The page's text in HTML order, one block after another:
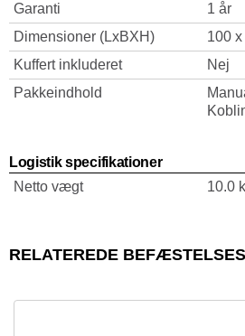
Garanti
1 år
Dimensioner (LxBXH)
100
Kuffert inkluderet
Nej
Pakkeindhold
Logistik specifikationer
Netto vægt
10.0
RELATEREDE